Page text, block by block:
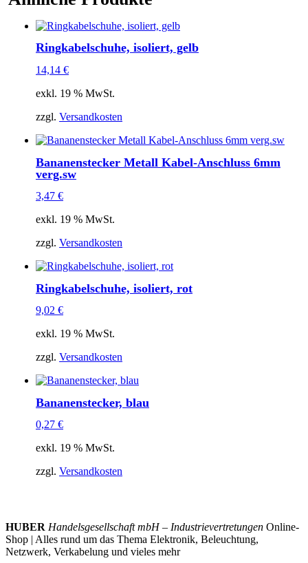
Ringkabelschuhe, isoliert, gelb
14,14 €
exkl. 19 % MwSt.
zzgl. Versandkosten
Bananenstecker Metall Kabel-Anschluss 6mm
verg.sw
3,47 €
exkl. 19 % MwSt.
zzgl. Versandkosten
Ringkabelschuhe, isoliert, rot
9,02 €
exkl. 19 % MwSt.
zzgl. Versandkosten
Bananenstecker, blau
0,27 €
exkl. 19 % MwSt.
zzgl. Versandkosten
HUBER Handelsgesellschaft mbH – Industrievertretungen Online-
Shop | Alles rund um das Thema Elektronik, Beleuchtung,
Netzwerk, Verkabelung und vieles mehr